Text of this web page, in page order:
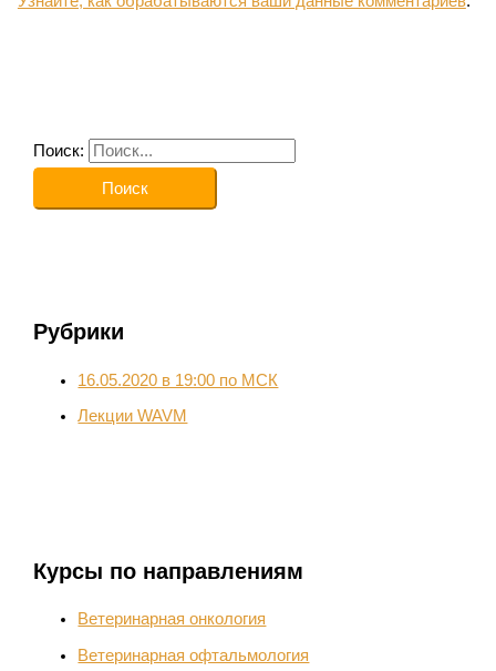
Поиск:
Рубрики
16.05.2020 в 19:00 по МСК
Лекции WAVM
Курсы по направлениям
Ветеринарная онкология
Ветеринарная офтальмология